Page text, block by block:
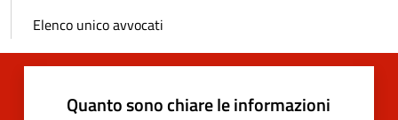
Elenco unico avvocati
Quanto sono chiare le informazioni